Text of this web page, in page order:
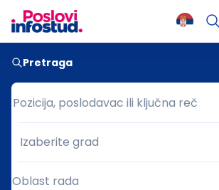
Pretraga
Pozicija, poslodavac ili ključna reč
Pozicija, poslodavac ili ključna reč
Grad
Izaberite grad
Oblast rada